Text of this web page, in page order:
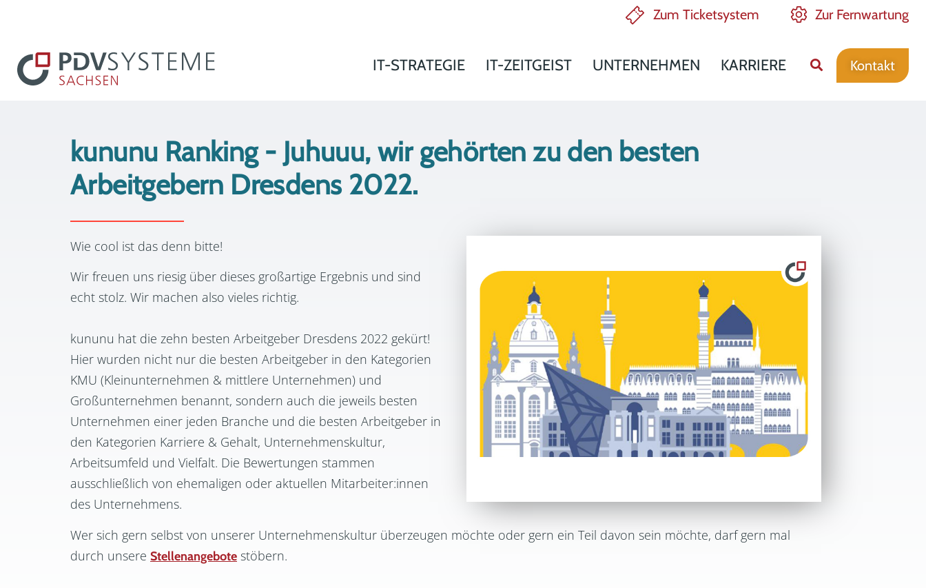
Zum Ticketsystem Zur Fernwartung
IT-STRATEGIE IT-ZEITGEIST UNTERNEHMEN KARRIERE Kontakt
kununu Ranking - Juhuuu, wir gehörten zu den besten
Arbeitgebern Dresdens 2022.
Wie cool ist das denn bitte!
Wir freuen uns riesig über dieses großartige Ergebnis und sind
echt stolz. Wir machen also vieles richtig.
kununu hat die zehn besten Arbeitgeber Dresdens 2022 gekürt!
Hier wurden nicht nur die besten Arbeitgeber in den Kategorien
KMU (Kleinunternehmen & mittlere Unternehmen) und
Großunternehmen benannt, sondern auch die jeweils besten
Unternehmen einer jeden Branche und die besten Arbeitgeber in
den Kategorien Karriere & Gehalt, Unternehmenskultur,
Arbeitsumfeld und Vielfalt. Die Bewertungen stammen
ausschließlich von ehemaligen oder aktuellen Mitarbeiter:innen
des Unternehmens.
Wer sich gern selbst von unserer Unternehmenskultur überzeugen möchte oder gern ein Teil davon sein möchte, darf gern mal
durch unsere Stellenangebote stöbern.